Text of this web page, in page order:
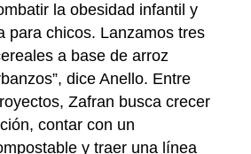
la obesidad infantil y
para chicos. Lanzamos tres
a base de arroz
dice Anello. Entre
Zafran busca crecer
contar con un
y traer una línea